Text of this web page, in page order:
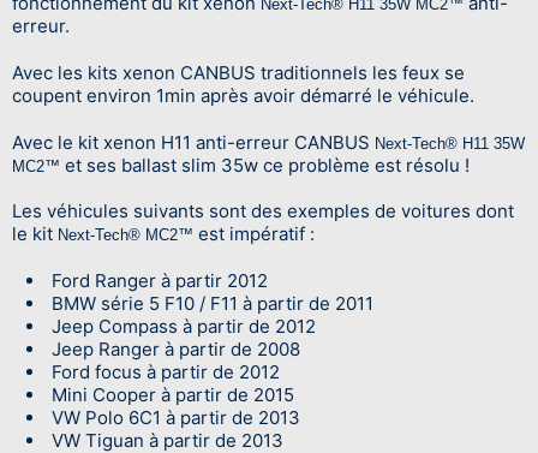
Next-Tech® H11 35W MC2™
erreur.
Avec les kits xenon CANBUS traditionnels les feux se
coupent environ 1min après avoir démarré le véhicule.
Avec le kit xenon H11 anti-erreur CANBUS Next-Tech® H11 35W
MC2™ et ses ballast slim 35w ce problème est résolu !
Les véhicules suivants sont des exemples de voitures dont
le kit Next-Tech® MC2™ est impératif :
Ford Ranger à partir 2012
BMW série 5 F10 / F11 à partir de 2011
Jeep Compass à partir de 2012
Jeep Ranger à partir de 2008
Ford focus à partir de 2012
Mini Cooper à partir de 2015
VW Polo 6C1 à partir de 2013
VW Tiguan à partir de 2013